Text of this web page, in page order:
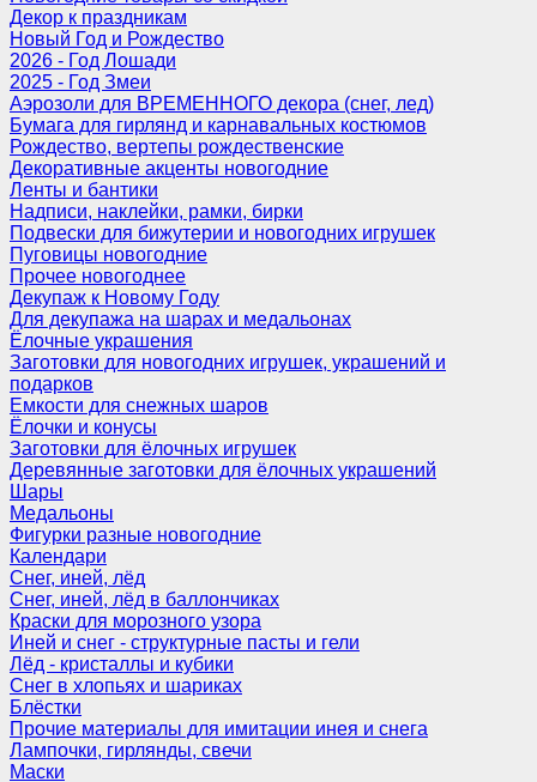
Декор к праздникам
Новый Год и Рождество
2026 - Год Лошади
2025 - Год Змеи
Аэрозоли для ВРЕМЕННОГО декора (снег, лед)
Бумага для гирлянд и карнавальных костюмов
Рождество, вертепы рождественские
Декоративные акценты новогодние
Ленты и бантики
Надписи, наклейки, рамки, бирки
Подвески для бижутерии и новогодних игрушек
Пуговицы новогодние
Прочее новогоднее
Декупаж к Новому Году
Для декупажа на шарах и медальонах
Ёлочные украшения
Заготовки для новогодних игрушек, украшений и
подарков
Емкости для снежных шаров
Ёлочки и конусы
Заготовки для ёлочных игрушек
Деревянные заготовки для ёлочных украшений
Шары
Медальоны
Фигурки разные новогодние
Календари
Снег, иней, лёд
Снег, иней, лёд в баллончиках
Краски для морозного узора
Иней и снег - структурные пасты и гели
Лёд - кристаллы и кубики
Снег в хлопьях и шариках
Блёстки
Прочие материалы для имитации инея и снега
Лампочки, гирлянды, свечи
Маски